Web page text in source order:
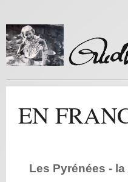
EN
Les Pyrénées -